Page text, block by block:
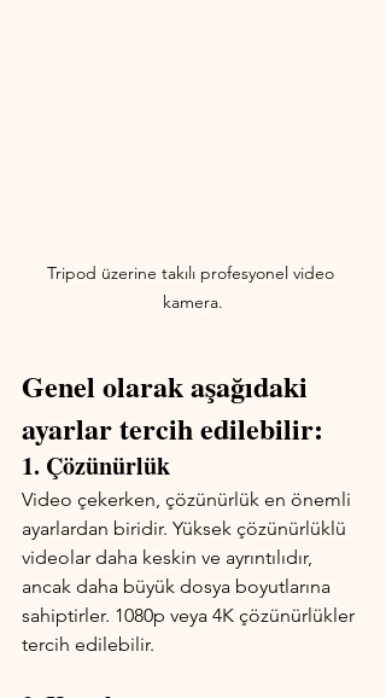
Tripod üzerine takılı profesyonel video
kamera.
Genel olarak aşağıdaki
ayarlar tercih edilebilir:
1. Çözünürlük
Video çekerken, çözünürlük en önemli
ayarlardan biridir. Yüksek çözünürlüklü
videolar daha keskin ve ayrıntılıdır,
ancak daha büyük dosya boyutlarına
sahiptirler. 1080p veya 4K çözünürlükler
tercih edilebilir.